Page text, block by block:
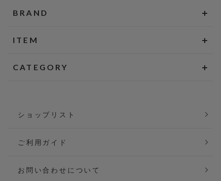
BRAND
ITEM
CATEGORY
ショップリスト
ご利用ガイド
お問い合わせについて